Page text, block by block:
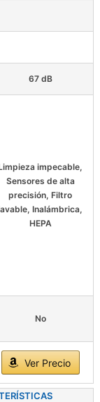
67 dB
impecable,
Sensores de alta
precisión, Filtro
Inalámbrica,
HEPA
No
Ver Precio